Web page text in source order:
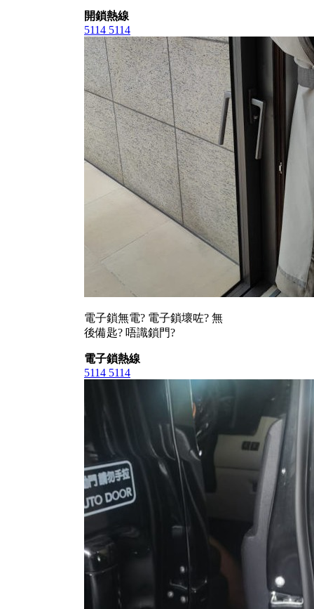
開鎖熱線
5114 5114
電子鎖無電? 電子鎖壞咗? 無
後備匙? 唔識鎖門?
電子鎖熱線
5114 5114